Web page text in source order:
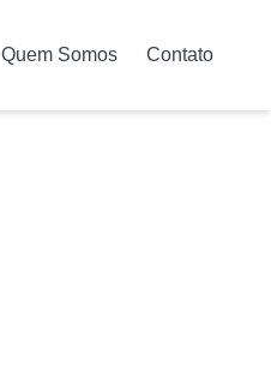
Quem Somos Contato